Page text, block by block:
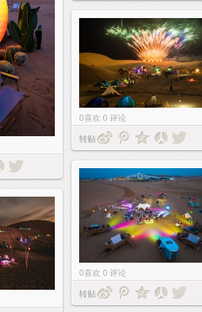
0喜欢 0 评论
转贴
0喜欢 0 评论
转贴